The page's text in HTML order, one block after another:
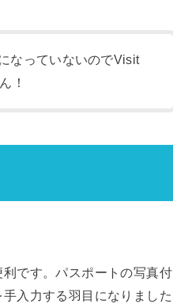
なっていないのでVisit
！
です。パスポートの写真付
入力する羽目になりました